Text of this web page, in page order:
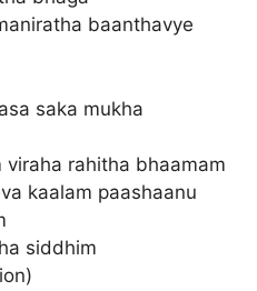
baanthavye
saka mukha
rahitha bhaamam
kaalam paashaanu
siddhim